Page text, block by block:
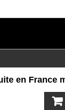
en France